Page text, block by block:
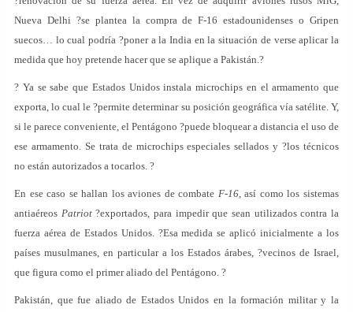
Nueva Delhi ?se plantea la compra de F-16 estadounidenses o Gripen
suecos… lo cual podría ?poner a la India en la situación de verse aplicar la
medida que hoy pretende hacer que se aplique a Pakistán.?
? Ya se sabe que Estados Unidos instala microchips en el armamento que
exporta, lo cual le ?permite determinar su posición geográfica vía satélite. Y,
si le parece conveniente, el Pentágono ?puede bloquear a distancia el uso de
ese armamento. Se trata de microchips especiales sellados y ?los técnicos
no están autorizados a tocarlos. ?
En ese caso se hallan los aviones de combate F-16, así como los sistemas
antiaéreos Patriot?exportados, para impedir que sean utilizados contra la
fuerza aérea de Estados Unidos. ?Esa medida se aplicó inicialmente a los
países musulmanes, en particular a los Estados árabes, ?vecinos de Israel,
que figura como el primer aliado del Pentágono. ?
Pakistán, que fue aliado de Estados Unidos en la formación militar y la